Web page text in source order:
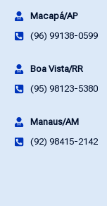
Macapá/AP
(96) 99138-0599
Boa Vista/RR
(95) 98123-5380
Manaus/AM
(92) 98415-2142